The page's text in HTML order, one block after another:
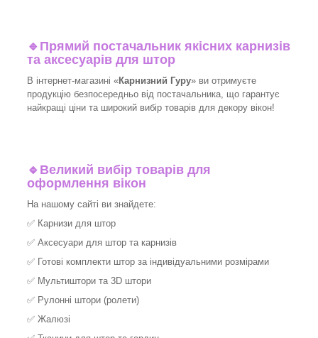
🔹 Прямий постачальник якісних карнизів
та аксесуарів для штор
В інтернет-магазині «Карнизний Гуру» ви отримуєте
продукцію безпосередньо від постачальника, що гарантує
найкращі ціни та широкий вибір товарів для декору вікон!​
🔹 Великий вибір товарів для
оформлення вікон
На нашому сайті ви знайдете:
✅ Карнизи для штор
✅ Аксесуари для штор та карнизів
✅ Готові комплекти штор за індивідуальними розмірами
✅ Мультиштори та 3D штори
✅ Рулонні штори (ролети)
✅ Жалюзі